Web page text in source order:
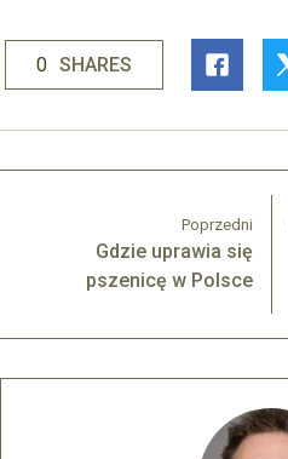
0 SHARES
Poprzedni
Gdzie uprawia się
pszenicę w Polsce